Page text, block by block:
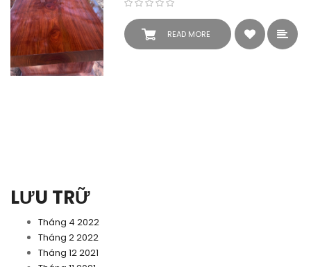
LƯU TRỮ
Tháng 4 2022
Tháng 2 2022
Tháng 12 2021
READ MORE